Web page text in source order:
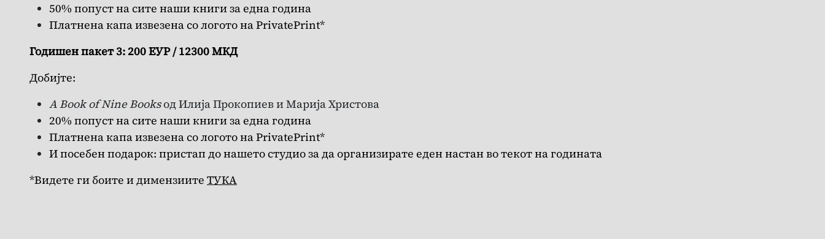
50% попуст на сите наши книги за една година
Платнена капа извезена со логото на PrivatePrint*
Годишен пакет 3: 200 ЕУР / 12300 МКД
Добијте:
A Book of Nine Booksод Илија Прокопиев и Марија Христова
20% попуст на сите наши книги за една година
Платнена капа извезена со логото на PrivatePrint*
И посебен подарок: пристап до нашето студио за да организирате еден настан во текот на годината
*Видете ги боите и димензиите ТУКА